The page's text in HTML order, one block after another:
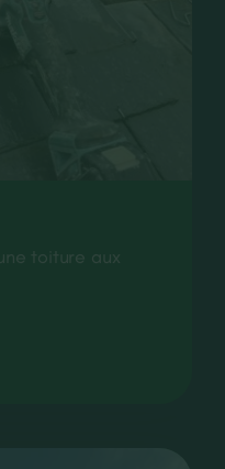
toiture aux